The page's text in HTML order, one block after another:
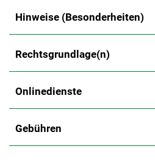
Hinweise (Besonderheiten)
Rechtsgrundlage(n)
Onlinedienste
Gebühren